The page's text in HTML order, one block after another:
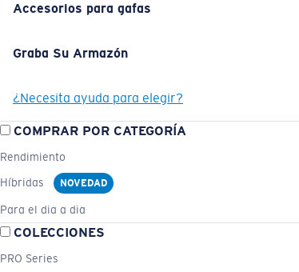
Accesorios para gafas
Graba Su Armazón
¿Necesita ayuda para elegir?
COMPRAR POR CATEGORÍA
Rendimiento
Híbridas
NOVEDAD
Para el dia a dia
COLECCIONES
PRO Series